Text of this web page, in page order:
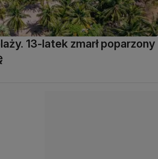
13-latek zmarł poparzony